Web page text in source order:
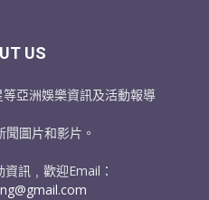
US
亞洲娛樂資訊及活動報導
圖片和影片。
訊﹐歡迎Email：